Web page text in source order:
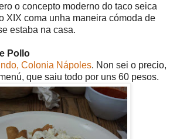
o concepto moderno do taco seica
XIX coma unha maneira cómoda de
estaba na casa.
Pollo
Colonia Nápoles. Non sei o precio,
que saiu todo por uns 60 pesos.